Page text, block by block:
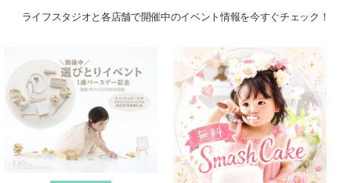
ライフスタジオと各店舗で開催中のイベント情報を今すぐチェック！